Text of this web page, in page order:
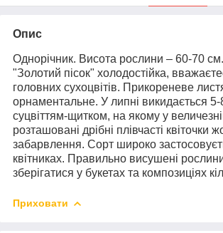
Опис
Однорічник. Висота рослини – 60-70
"Золотий пісок" холодостійка,
головних сухоцвітів. Прикореневе
орнаментальне. У липні викидається 5-8
суцвіттям-щитком, на якому у
розташовані дрібні плівчасті квіточки
забарвлення. Сорт широко
квітниках. Правильно висушені
зберігатися у букетах та композиціях
Приховати